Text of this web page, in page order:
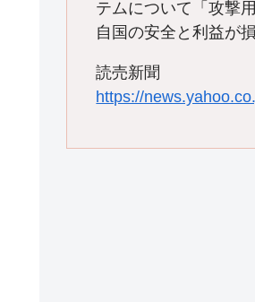
テムについて「攻撃
自国の安全と利益が
読売新聞
https://